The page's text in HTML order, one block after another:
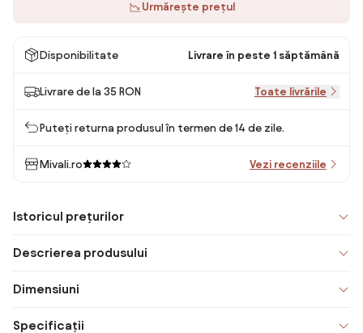
Urmărește prețul
Disponibilitate Livrare în peste 1 săptămână
Livrare de la 35 RON Toate livrările
Puteți returna produsul în termen de 14 de zile.
Mivali.ro Vezi recenziile
Istoricul prețurilor
Descrierea produsului
Dimensiuni
Specificații